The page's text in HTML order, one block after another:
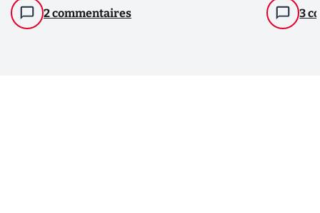
2 commentaires 3